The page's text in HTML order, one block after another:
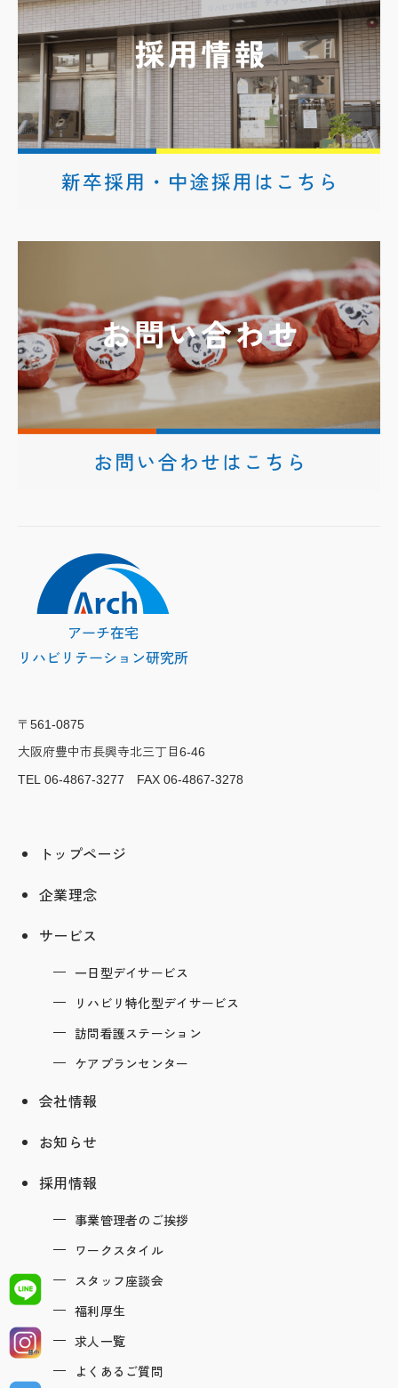
〒561-0875
大阪府豊中市長興寺北三丁目6-46
TEL 06-4867-3277 FAX 06-4867-3278
トップページ
企業理念
サービス
一日型デイサービス
リハビリ特化型デイサービス
訪問看護ステーション
ケアプランセンター
会社情報
お知らせ
採用情報
事業管理者のご挨拶
ワークスタイル
スタッフ座談会
福利厚生
求人一覧
よくあるご質問